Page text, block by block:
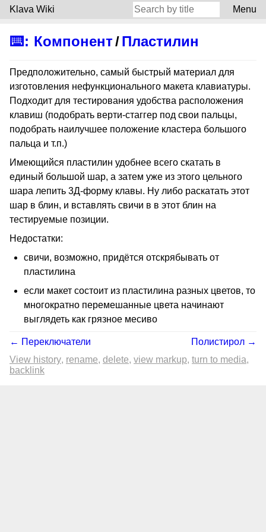
Klava Wiki Menu
⌨️: Компонент/Пластилин
Предположительно, самый быстрый материал для
изготовления нефункционального макета клавиатуры.
Подходит для тестирования удобства расположения
клавиш (подобрать верти-стаггер под свои пальцы,
подобрать наилучшее положение кластера большого
пальца и т.п.)
Имеющийся пластилин удобнее всего скатать в
единый большой шар, а затем уже из этого цельного
шара лепить 3Д-форму клавы. Ну либо раскатать этот
шар в блин, и вставлять свичи в в этот блин на
тестируемые позиции.
Недостатки:
свичи, возможно, придётся отскрябывать от
пластилина
если макет состоит из пластилина разных цветов, то
многократно перемешанные цвета начинают
выглядеть как грязное месиво
← Переключатели
Полистирол →
View history rename delete view markup turn to media
backlink